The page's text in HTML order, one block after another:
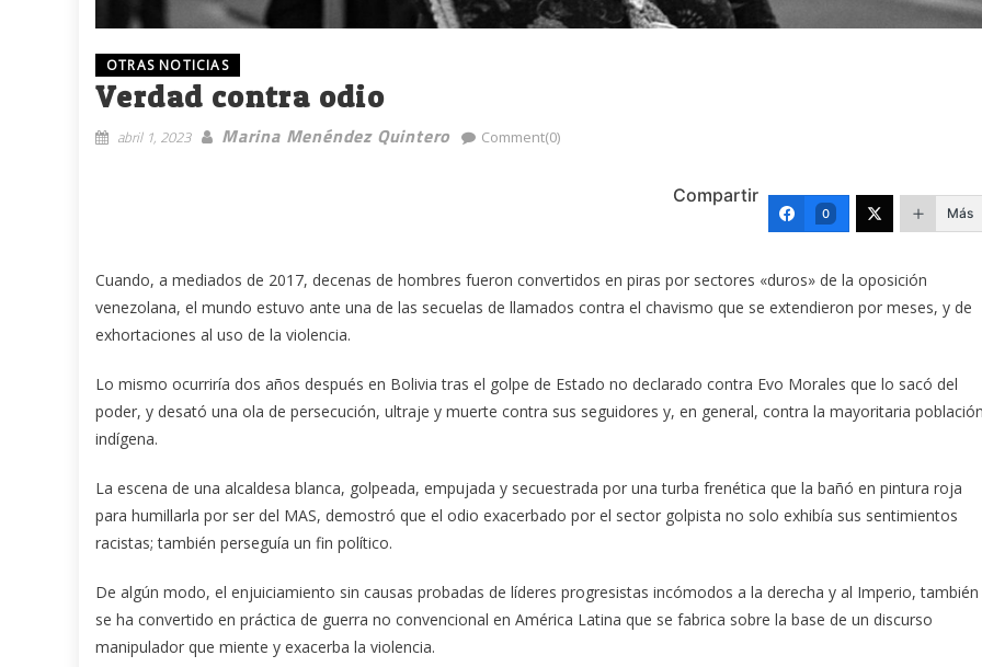
OTRAS NOTICIAS
Verdad contra odio
abril 1, 2023 Marina Menéndez Quintero Comment(0)
Compartir
0 Más
Cuando, a mediados de 2017, decenas de hombres fueron convertidos en piras por sectores «duros» de la oposición
venezolana, el mundo estuvo ante una de las secuelas de llamados contra el chavismo que se extendieron por meses, y de
exhortaciones al uso de la violencia.
Lo mismo ocurriría dos años después en Bolivia tras el golpe de Estado no declarado contra Evo Morales que lo sacó del
poder, y desató una ola de persecución, ultraje y muerte contra sus seguidores y, en general, contra la mayoritaria
indígena.
La escena de una alcaldesa blanca, golpeada, empujada y secuestrada por una turba frenética que la bañó en pintura roja
para humillarla por ser del MAS, demostró que el odio exacerbado por el sector golpista no solo exhibía sus sentimientos
racistas; también perseguía un fin político.
De algún modo, el enjuiciamiento sin causas probadas de líderes progresistas incómodos a la derecha y al Imperio, también
se ha convertido en práctica de guerra no convencional en América Latina que se fabrica sobre la base de un discurso
manipulador que miente y exacerba la violencia.